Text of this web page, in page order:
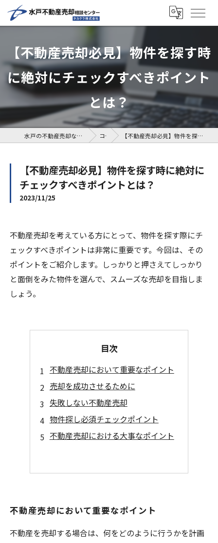
【不動産売却必見】物件を探す時
に絶対にチェックすべきポイント
とは？
水戸の不動産売却なら水戸不動産売却相談センター コラム 【不動産売却必見】物件を探す時に絶対にチェックすべきポイントとは？
【不動産売却必見】物件を探す時に絶対に
チェックすべきポイントとは？
2023/11/25
不動産売却を考えている方にとって、物件を探す際にチ
ェックすべきポイントは非常に重要です。今回は、その
ポイントをご紹介します。しっかりと押さえてしっかり
と面倒をみた物件を選んで、スムーズな売却を目指しま
しょう。
目次
不動産売却において重要なポイント
売却を成功させるために
失敗しない不動産売却
物件探し必須チェックポイント
不動産売却における大事なポイント
不動産売却において重要なポイント
不動産を売却する場合は、何をどのように行うかを計画